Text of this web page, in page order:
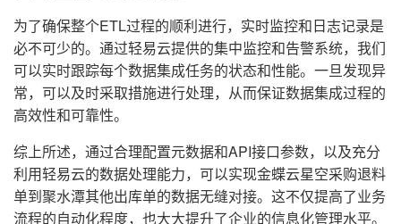
为了确保整个ETL过程的顺利进行，实时监控和日志记录是
必不可少的。通过轻易云提供的集中监控和告警系统，我们
可以实时跟踪每个数据集成任务的状态和性能。一旦发现异
常，可以及时采取措施进行处理，从而保证数据集成过程的
高效性和可靠性。
综上所述，通过合理配置元数据和API接口参数，以及充分
利用轻易云的数据处理能力，可以实现金蝶云星空采购退料
单到聚水潭其他出库单的数据无缝对接。这不仅提高了业务
流程的自动化程度，也大大提升了企业的信息化管理水平。